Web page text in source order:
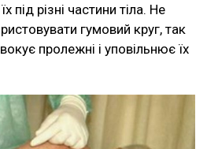
під різні частини тіла. Не
гумовий круг, так
пролежні і уповільнює їх